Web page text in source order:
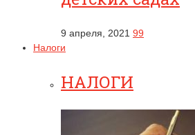
9 апреля, 2021 99
Налоги
НАЛОГИ